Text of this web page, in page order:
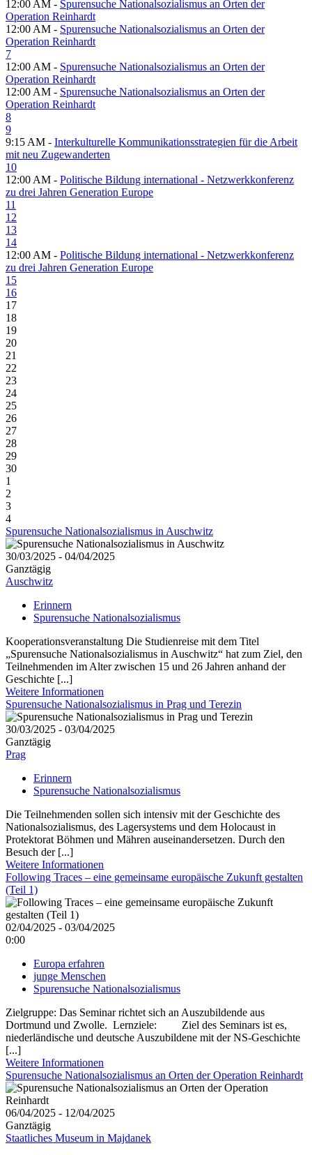
12:00 AM - Spurensuche Nationalsozialismus an Orten der
Operation Reinhardt
12:00 AM - Spurensuche Nationalsozialismus an Orten der
Operation Reinhardt
7
12:00 AM - Spurensuche Nationalsozialismus an Orten der
Operation Reinhardt
12:00 AM - Spurensuche Nationalsozialismus an Orten der
Operation Reinhardt
8
9
9:15 AM - Interkulturelle Kommunikationsstrategien für die Arbeit
mit neu Zugewanderten
10
12:00 AM - Politische Bildung international - Netzwerkkonferenz
zu drei Jahren Generation Europe
11
12
13
14
12:00 AM - Politische Bildung international - Netzwerkkonferenz
zu drei Jahren Generation Europe
15
16
17
18
19
20
21
22
23
24
25
26
27
28
29
30
1
2
3
4
Spurensuche Nationalsozialismus in Auschwitz
30/03/2025 - 04/04/2025
Ganztägig
Auschwitz
Erinnern
Spurensuche Nationalsozialismus
Kooperationsveranstaltung Die Studienreise mit dem Titel
„Spurensuche Nationalsozialismus in Auschwitz“ hat zum Ziel, den
Teilnehmenden im Alter zwischen 15 und 26 Jahren anhand der
Geschichte [...]
Weitere Informationen
Spurensuche Nationalsozialismus in Prag und Terezin
30/03/2025 - 03/04/2025
Ganztägig
Prag
Erinnern
Spurensuche Nationalsozialismus
Die Teilnehmenden sollen sich intensiv mit der Geschichte des
Nationalsozialismus, des Lagersystems und dem Holocaust in
Protektorat Böhmen und Mähren auseinandersetzen. Durch den
Besuch der [...]
Weitere Informationen
Following Traces – eine gemeinsame europäische Zukunft gestalten
(Teil 1)
02/04/2025 - 03/04/2025
0:00
Europa erfahren
junge Menschen
Spurensuche Nationalsozialismus
Zielgruppe: Das Seminar richtet sich an Auszubildende aus
Dortmund und Zwolle. Lernziele: Ziel des Seminars ist es,
niederländische und deutsche Auszubildene mit der NS-Geschichte
[...]
Weitere Informationen
Spurensuche Nationalsozialismus an Orten der Operation Reinhardt
06/04/2025 - 12/04/2025
Ganztägig
Staatliches Museum in Majdanek